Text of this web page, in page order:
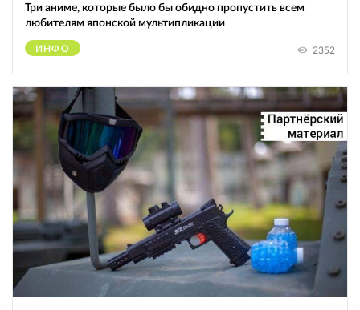
Три аниме, которые было бы обидно пропустить всем
любителям японской мультипликации
ИНФО 2352